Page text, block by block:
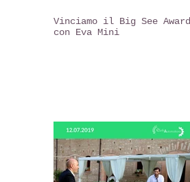
Vinciamo il Big See Award
con Eva Mini